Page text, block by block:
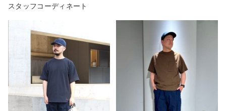
スタッフコーディネート